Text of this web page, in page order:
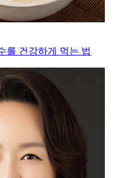
를 건강하게 먹는 법